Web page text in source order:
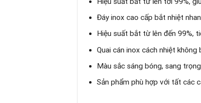
Đáy inox cao cấp bắt nhiệt
Hiệu suất bắt từ lên đến 99%,
Quai cán inox cách nhiệt không
Màu sắc sáng bóng, sang
Sản phẩm phù hợp với tất các